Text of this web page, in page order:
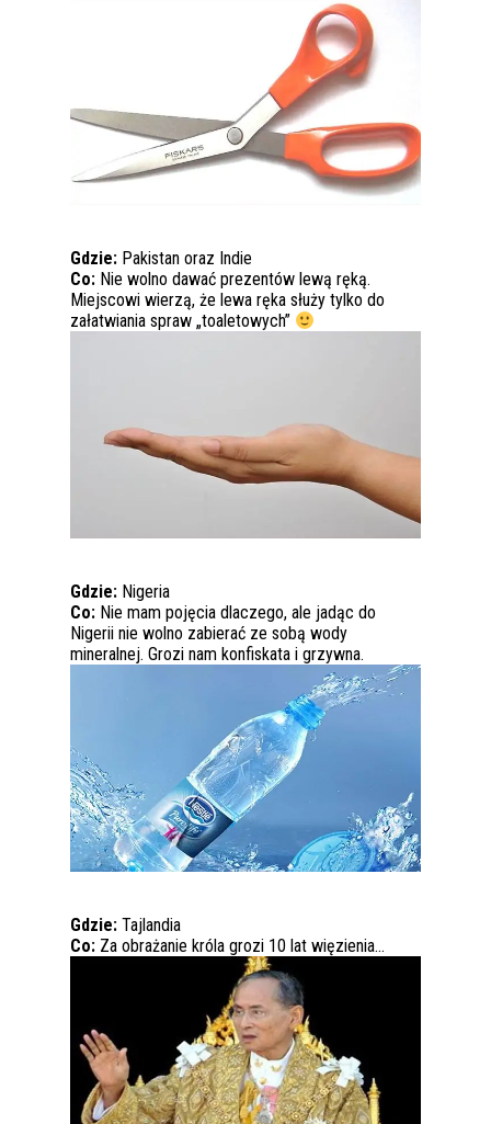
Gdzie: Pakistan oraz Indie
Co: Nie wolno dawać prezentów lewą ręką.
Miejscowi wierzą, że lewa ręka służy tylko do
załatwiania spraw „toaletowych”
Gdzie: Nigeria
Co: Nie mam pojęcia dlaczego, ale jadąc do
Nigerii nie wolno zabierać ze sobą wody
mineralnej. Grozi nam konfiskata i grzywna.
Gdzie: Tajlandia
Co: Za obrażanie króla grozi 10 lat więzienia…